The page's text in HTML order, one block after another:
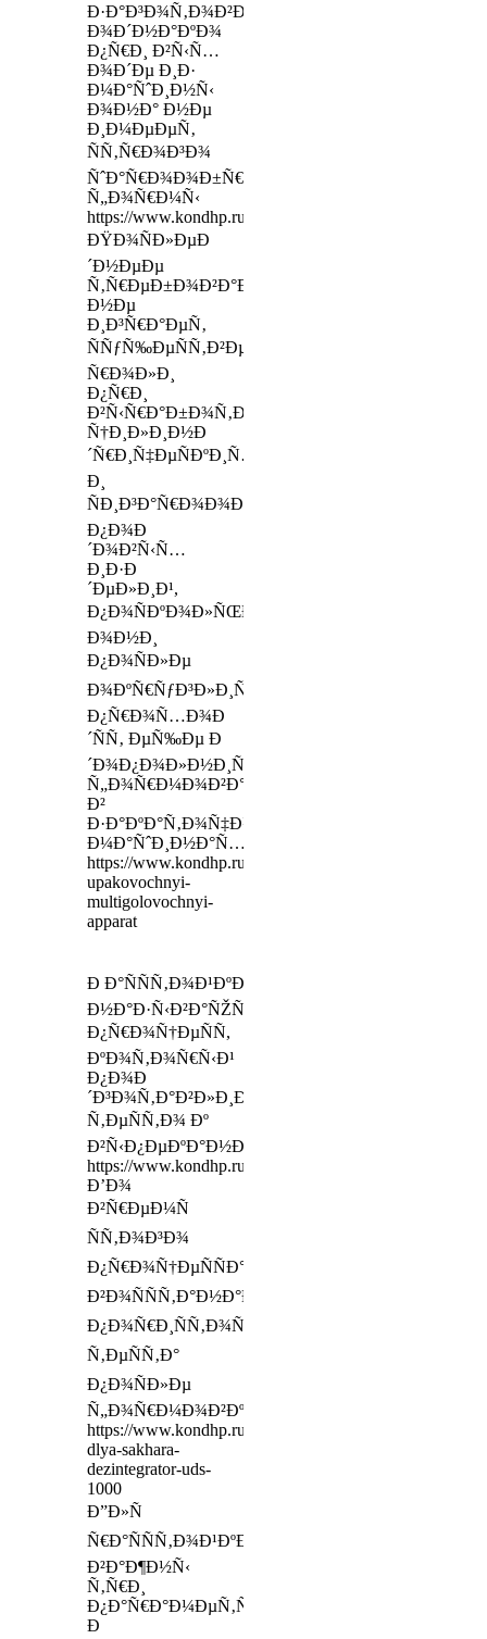
Ð·Ð°Ð³Ð¾Ñ‚Ð¾Ð²ÐºÑƒ,
Ð¾Ð´Ð½Ð°ÐºÐ¾
Ð¿Ñ€Ð¸ Ð²Ñ‹Ñ…
Ð¾Ð´Ðµ Ð¸Ð·
Ð¼Ð°ÑˆÐ¸Ð½Ñ‹
Ð¾Ð½Ð° Ð½Ðµ
Ð¸Ð¼ÐµÐµÑ‚
ÑÑ‚Ñ€Ð¾Ð³Ð¾
ÑˆÐ°Ñ€Ð¾Ð¾Ð±Ñ€Ð°Ð·Ð½Ð¾Ð¹
Ñ„Ð¾Ñ€Ð¼Ñ‹
https://www.kondhp.ru/preorder/13596
ÐŸÐ¾ÑÐ»ÐµÐ
´Ð½ÐµÐµ
Ñ‚Ñ€ÐµÐ±Ð¾Ð²Ð°Ð½Ð¸Ðµ
Ð½Ðµ
Ð¸Ð³Ñ€Ð°ÐµÑ‚
ÑÑƒÑ‰ÐµÑÑ‚Ð²ÐµÐ½Ð½Ð¾Ð¹
Ñ€Ð¾Ð»Ð¸
Ð¿Ñ€Ð¸
Ð²Ñ‹Ñ€Ð°Ð±Ð¾Ñ‚ÐºÐµ
Ñ†Ð¸Ð»Ð¸Ð½Ð
´Ñ€Ð¸Ñ‡ÐµÑÐºÐ¸Ñ…
Ð¸
ÑÐ¸Ð³Ð°Ñ€Ð¾Ð¾Ð±Ñ€Ð°Ð·Ð½Ñ‹Ñ…
Ð¿Ð¾Ð
´Ð¾Ð²Ñ‹Ñ…
Ð¸Ð·Ð
´ÐµÐ»Ð¸Ð¹,
Ð¿Ð¾ÑÐºÐ¾Ð»ÑŒÐºÑƒ
Ð¾Ð½Ð¸
Ð¿Ð¾ÑÐ»Ðµ
Ð¾ÐºÑ€ÑƒÐ³Ð»Ð¸Ñ‚ÐµÐ»Ñ
Ð¿Ñ€Ð¾Ñ…Ð¾Ð
´ÑÑ‚ ÐµÑ‰Ðµ Ð
´Ð¾Ð¿Ð¾Ð»Ð½Ð¸Ñ‚ÐµÐ»ÑŒÐ½Ð¾Ðµ
Ñ„Ð¾Ñ€Ð¼Ð¾Ð²Ð°Ð½Ð¸Ðµ
Ð²
Ð·Ð°ÐºÐ°Ñ‚Ð¾Ñ‡Ð½Ñ‹Ñ…
Ð¼Ð°ÑˆÐ¸Ð½Ð°Ñ…
https://www.kondhp.ru/products/fasovochno-
upakovochnyi-
multigolovochnyi-
apparat
Ð Ð°ÑÑÑ‚Ð¾Ð¹ÐºÐ¾Ð¹
Ð½Ð°Ð·Ñ‹Ð²Ð°ÑŽÑ‚
Ð¿Ñ€Ð¾Ñ†ÐµÑÑ,
ÐºÐ¾Ñ‚Ð¾Ñ€Ñ‹Ð¹
Ð¿Ð¾Ð
´Ð³Ð¾Ñ‚Ð°Ð²Ð»Ð¸Ð²Ð°ÐµÑ‚
Ñ‚ÐµÑÑ‚Ð¾ Ðº
Ð²Ñ‹Ð¿ÐµÐºÐ°Ð½Ð¸ÑŽ
https://www.kondhp.ru/preorder/12891
Ð’Ð¾
Ð²Ñ€ÐµÐ¼Ñ
ÑÑ‚Ð¾Ð³Ð¾
Ð¿Ñ€Ð¾Ñ†ÐµÑÑÐ°
Ð²Ð¾ÑÑÑ‚Ð°Ð½Ð°Ð²Ð»Ð¸Ð²Ð°ÐµÑ‚ÑÑ
Ð¿Ð¾Ñ€Ð¸ÑÑ‚Ð¾ÑÑ‚ÑŒ
Ñ‚ÐµÑÑ‚Ð°
Ð¿Ð¾ÑÐ»Ðµ
Ñ„Ð¾Ñ€Ð¼Ð¾Ð²ÐºÐ¸
https://www.kondhp.ru/pages/drobilka-
dlya-sakhara-
dezintegrator-uds-
1000
Ð”Ð»Ñ
Ñ€Ð°ÑÑÑ‚Ð¾Ð¹ÐºÐ¸
Ð²Ð°Ð¶Ð½Ñ‹
Ñ‚Ñ€Ð¸
Ð¿Ð°Ñ€Ð°Ð¼ÐµÑ‚Ñ€Ð°:
Ð